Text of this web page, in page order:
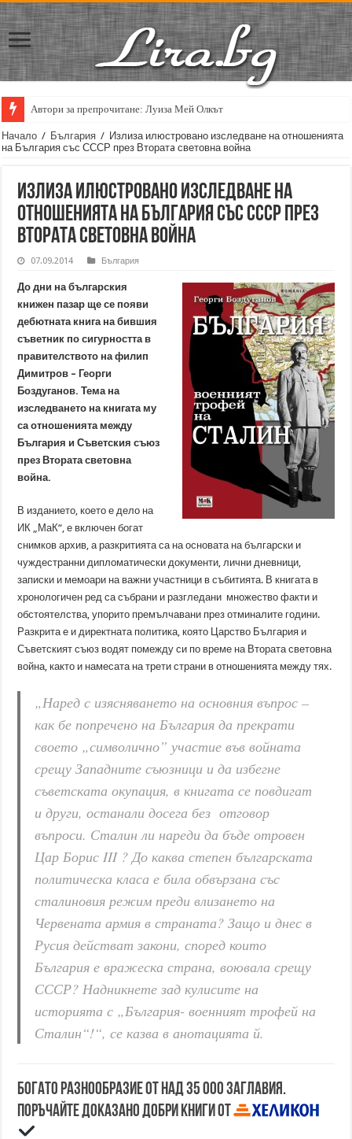
Автори за препрочитане: Луиза Мей Олкът
Начало / България / Излиза илюстровано изследване на отношенията
на България със СССР през Вторатa световна война
Излиза илюстровано изследване на
отношенията на България със СССР през
Вторатa световна война
07.09.2014 България
До дни на българския
книжен пазар ще се появи
дебютната книга на бившия
съветник по сигурността в
правителството на филип
Димитров – Георги
Боздуганов. Тема на
изследването на книгата му
са отношенията между
България и Съветския съюз
през Втората световна
война.
В изданието, което е дело на
ИК „МаК“, е включен богат
снимков архив, а разкритията са на основата на български и
чуждестранни дипломатически документи, лични дневници,
записки и мемоари на важни участници в събитията. В книгата в
хронологичен ред са събрани и разгледани множество факти и
обстоятелства, упорито премълчавани през отминалите години.
Разкрита е и директната политика, която Царство България и
Съветският съюз водят помежду си по време на Втората световна
война, както и намесата на трети страни в отношенията между тях.
„Наред с изясняването на основния въпрос –
как бе попречено на България да прекрати
своето „символично” участие във войната
срещу Западните съюзници и да избегне
съветската окупация, в книгата се повдигат
и други, останали досега без отговор
въпроси. Сталин ли нареди да бъде отровен
Цар Борис III ? До каква степен българската
политическа класа е била обвързана със
сталиновия режим преди влизането на
Червената армия в страната? Защо и днес в
Русия действат закони, според които
България е вражеска страна, воювала срещу
СССР? Надникнете зад кулисите на
историята с „България- военният трофей на
Сталин“!“, се казва в анотацията й.
Богато разнообразие от над 35 000 заглавия.
Поръчайте доказано добри книги от